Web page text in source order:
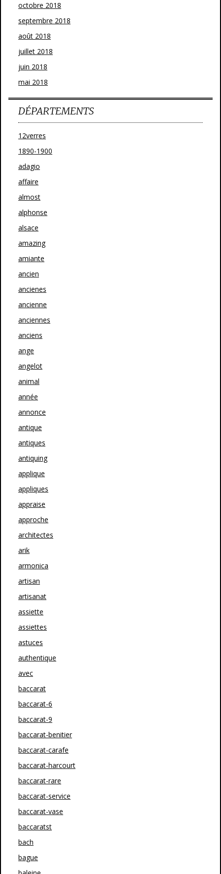
octobre 2018
septembre 2018
août 2018
juillet 2018
juin 2018
mai 2018
DÉPARTEMENTS
12verres
1890-1900
adagio
affaire
almost
alphonse
alsace
amazing
amiante
ancien
ancienes
ancienne
anciennes
anciens
ange
angelot
animal
année
annonce
antique
antiques
antiquing
applique
appliques
appraise
approche
architectes
arik
armonica
artisan
artisanat
assiette
assiettes
astuces
authentique
avec
baccarat
baccarat-6
baccarat-9
baccarat-benitier
baccarat-carafe
baccarat-harcourt
baccarat-rare
baccarat-service
baccarat-vase
baccaratst
bach
bague